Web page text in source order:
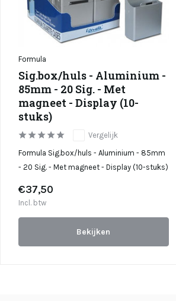
Formula
Sig.box/huls - Aluminium -
85mm - 20 Sig. - Met
magneet - Display (10-
stuks)
Vergelijk
Formula Sig.box/huls - Aluminium - 85mm
- 20 Sig. - Met magneet - Display (10-stuks)
€37,50
Incl. btw
Bekijken